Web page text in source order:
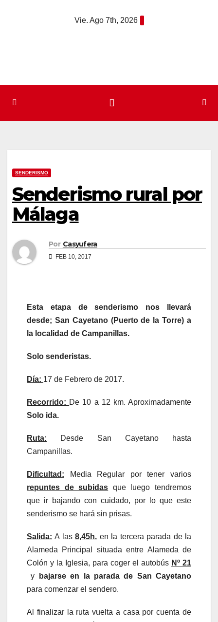
Vie. Ago 7th, 2026
SENDERISMO
Senderismo rural por
Málaga
Por Casyufera
FEB 10, 2017
Esta etapa de senderismo nos llevará
desde; San Cayetano (Puerto de la Torre) a
la localidad de Campanillas.
Solo senderistas.
Día: 17 de Febrero de 2017.
Recorrido: De 10 a 12 km. Aproximadamente
Solo ida.
Ruta: Desde San Cayetano hasta
Campanillas.
Dificultad:
Media Regular por tener varios
repuntes de subidas que luego tendremos
que ir bajando con cuidado, por lo que este
senderismo se hará sin prisas.
Salida: A las8,45h. en la tercera parada de la
Alameda Principal situada entre Alameda de
Colón y la Iglesia, para coger el autobús Nº 21
y
bajarse en la parada de San Cayetano
para comenzar el sendero.
Al finalizar la ruta vuelta a casa por cuenta de